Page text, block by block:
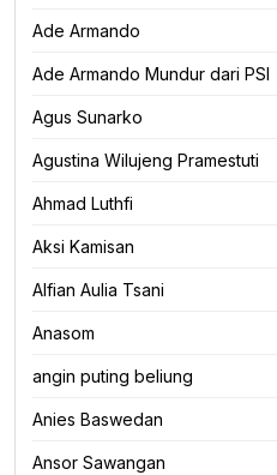
Ade Armando
Ade Armando Mundur dari PSI
Agus Sunarko
Agustina Wilujeng Pramestuti
Ahmad Luthfi
Aksi Kamisan
Alfian Aulia Tsani
Anasom
angin puting beliung
Anies Baswedan
Ansor Sawangan